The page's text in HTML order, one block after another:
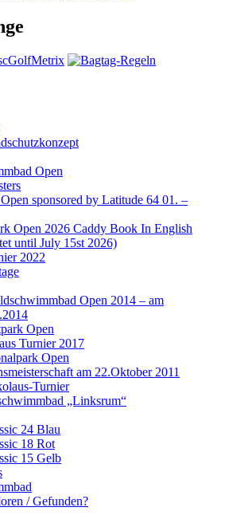
Open
sponsored by Latitude 64 01. –
Open 2026 Caddy Book In English
until July 15st 2026)
2022
Open 2014 – am
Open
Turnier 2017
Open
am 22.Oktober 2011
Turnier
„Linksrum“
24 Blau
18 Rot
15 Gelb
/ Gefunden?